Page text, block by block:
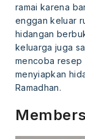
ramai karena
enggan keluar
hidangan
keluarga juga
mencoba resep
menyiapkan
Ramadhan.